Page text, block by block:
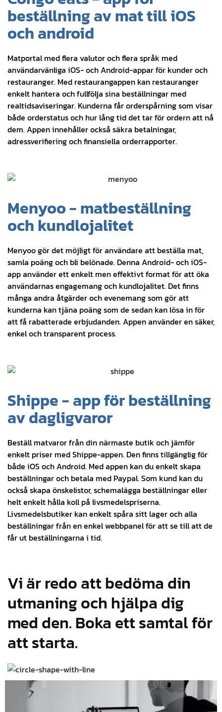
beställning av mat till iOS
och android
Matportal med flera valutor och flera språk med
användarvänliga iOS- och Android-appar för kunder och
restauranger. Med restaurangappen kan restauranger
enkelt hantera och fullfölja sina beställningar med
realtidsaviseringar. Kunderna får orderspårning som visar
både orderstatus och hur lång tid det tar för ordern att nå
dem. Appen innehåller också säkra betalningar,
adressverifiering och finansiella orderrapporter.
Menyoo - matbeställning
och kundlojalitet
Menyoo gör det möjligt för användare att beställa mat,
samla poäng och bli belönade. Denna Android- och iOS-
app använder ett enkelt men effektivt format för att öka
användarnas engagemang och kundlojalitet. Det finns
många andra åtgärder och evenemang som gör att
kunderna kan tjäna poäng som de sedan kan lösa in för
att få rabatterade erbjudanden. Appen använder en säker,
enkel och transparent process.
Shippe - app för beställning
av dagligvaror
Beställ matvaror från din närmaste butik och jämför
enkelt priser med Shippe-appen. Den finns tillgänglig för
både iOS och Android. Med appen kan du enkelt skapa
beställningar och betala med Paypal. Som kund kan du
också skapa önskelistor, schemalägga beställningar eller
helt enkelt hålla koll på livsmedelspriserna.
Livsmedelsbutiker kan enkelt spåra sitt lager och alla
beställningar från en enkel webbpanel för att se till att de
får ut beställningarna i tid.
Vi är redo att bedöma din
utmaning och hjälpa dig
med den. Boka ett samtal för
att starta.